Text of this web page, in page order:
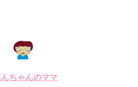
ちゃんのママ